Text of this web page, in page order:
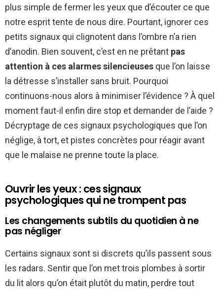
plus simple de fermer les yeux que d’écouter ce que
notre esprit tente de nous dire. Pourtant, ignorer ces
petits signaux qui clignotent dans l’ombre n’a rien
d’anodin. Bien souvent, c’est en ne prêtant pas
attention à ces alarmes silencieuses que l’on laisse
la détresse s’installer sans bruit. Pourquoi
continuons-nous alors à minimiser l’évidence ? À quel
moment faut-il enfin dire stop et demander de l’aide ?
Décryptage de ces signaux psychologiques que l’on
néglige, à tort, et pistes concrètes pour réagir avant
que le malaise ne prenne toute la place.
Ouvrir les yeux : ces signaux
psychologiques qui ne trompent pas
Les changements subtils du quotidien à ne
pas négliger
Certains signaux sont si discrets qu’ils passent sous
les radars. Sentir que l’on met trois plombes à sortir
du lit alors qu’on était plutôt du matin, perdre tout